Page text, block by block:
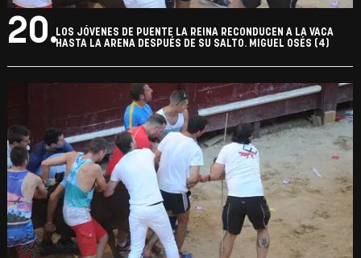
20.LOS JÓVENES DE PUENTE LA REINA RECONDUCEN A LA VACA
HASTA LA ARENA DESPUÉS DE SU SALTO. MIGUEL OSÉS (4)